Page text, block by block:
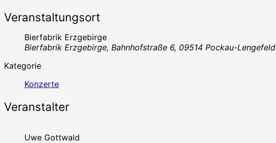
Veranstaltungsort
Bierfabrik Erzgebirge
Bierfabrik Erzgebirge, Bahnhofstraße 6, 09514 Pockau-Lengefeld
Kategorie
Konzerte
Veranstalter
Uwe Gottwald